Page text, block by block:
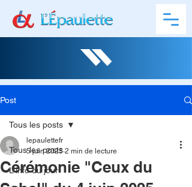
Post
Tous les posts
L'info du jour
Tous les posts
Cérémonie "Ceux du
lepaulettefr
5 juin 2025 2 min de lecture